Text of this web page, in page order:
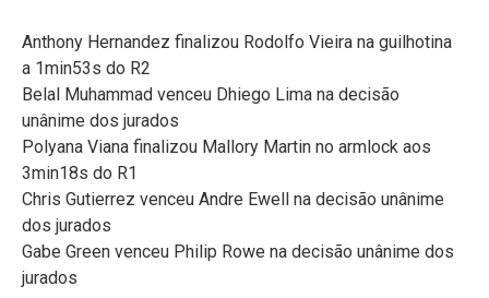
Anthony Hernandez finalizou Rodolfo Vieira na guilhotina
a 1min53s do R2
Belal Muhammad venceu Dhiego Lima na decisão
unânime dos jurados
Polyana Viana finalizou Mallory Martin no armlock aos
3min18s do R1
Chris Gutierrez venceu Andre Ewell na decisão unânime
dos jurados
Gabe Green venceu Philip Rowe na decisão unânime dos
jurados